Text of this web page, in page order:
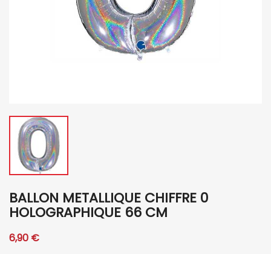
BALLON METALLIQUE CHIFFRE 0
HOLOGRAPHIQUE 66 CM
6,90 €